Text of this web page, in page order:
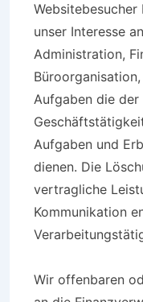
unser Interesse
Administration,
Aufgaben die
Aufgaben und
dienen. Die
vertragliche
Kommunikation
Wir offenbaren